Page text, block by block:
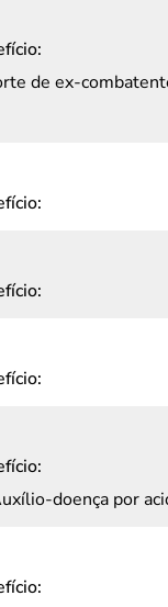
de ex-
doença por